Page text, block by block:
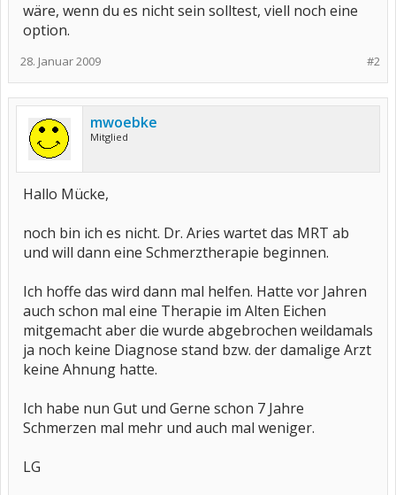
wäre, wenn du es nicht sein solltest, viell noch eine
option.
#2
28. Januar 2009
mwoebke
Mitglied
Hallo Mücke,
noch bin ich es nicht. Dr. Aries wartet das MRT ab
und will dann eine Schmerztherapie beginnen.
Ich hoffe das wird dann mal helfen. Hatte vor Jahren
auch schon mal eine Therapie im Alten Eichen
mitgemacht aber die wurde abgebrochen weildamals
ja noch keine Diagnose stand bzw. der damalige Arzt
keine Ahnung hatte.
Ich habe nun Gut und Gerne schon 7 Jahre
Schmerzen mal mehr und auch mal weniger.
LG